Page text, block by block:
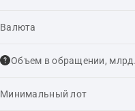
Валюта
Объем в обращении, млрд.
Минимальный лот